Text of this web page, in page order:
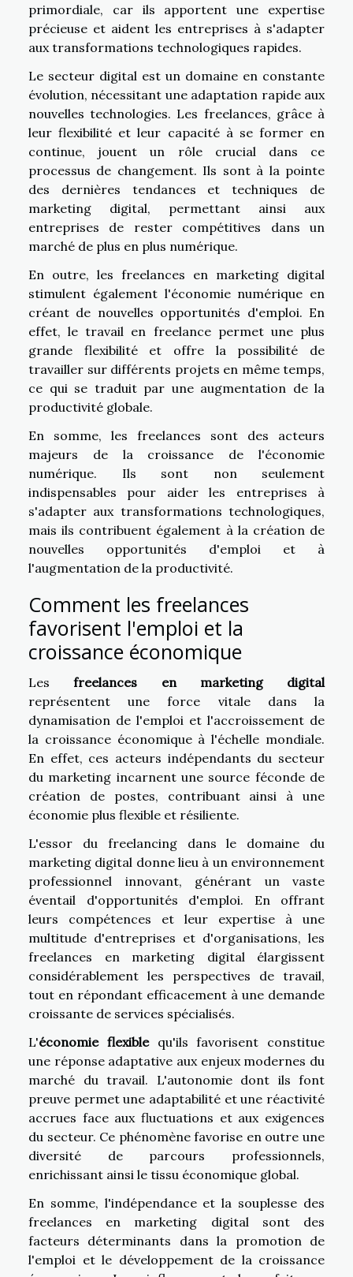
primordiale, car ils apportent une expertise
précieuse et aident les entreprises à s'adapter
aux transformations technologiques rapides.
Le secteur digital est un domaine en constante
évolution, nécessitant une adaptation rapide aux
nouvelles technologies. Les freelances, grâce à
leur flexibilité et leur capacité à se former en
continue, jouent un rôle crucial dans ce
processus de changement. Ils sont à la pointe
des dernières tendances et techniques de
marketing digital, permettant ainsi aux
entreprises de rester compétitives dans un
marché de plus en plus numérique.
En outre, les freelances en marketing digital
stimulent également l'économie numérique en
créant de nouvelles opportunités d'emploi. En
effet, le travail en freelance permet une plus
grande flexibilité et offre la possibilité de
travailler sur différents projets en même temps,
ce qui se traduit par une augmentation de la
productivité globale.
En somme, les freelances sont des acteurs
majeurs de la croissance de l'économie
numérique. Ils sont non seulement
indispensables pour aider les entreprises à
s'adapter aux transformations technologiques,
mais ils contribuent également à la création de
nouvelles opportunités d'emploi et à
l'augmentation de la productivité.
Comment les freelances
favorisent l'emploi et la
croissance économique
Lesfreelances en marketing digital
représentent une force vitale dans la
dynamisation de l'emploi et l'accroissement de
la croissance économique à l'échelle mondiale.
En effet, ces acteurs indépendants du secteur
du marketing incarnent une source féconde de
création de postes, contribuant ainsi à une
économie plus flexible et résiliente.
L'essor du freelancing dans le domaine du
marketing digital donne lieu à un environnement
professionnel innovant, générant un vaste
éventail d'opportunités d'emploi. En offrant
leurs compétences et leur expertise à une
multitude d'entreprises et d'organisations, les
freelances en marketing digital élargissent
considérablement les perspectives de travail,
tout en répondant efficacement à une demande
croissante de services spécialisés.
L'économie flexiblequ'ils favorisent constitue
une réponse adaptative aux enjeux modernes du
marché du travail. L'autonomie dont ils font
preuve permet une adaptabilité et une réactivité
accrues face aux fluctuations et aux exigences
du secteur. Ce phénomène favorise en outre une
diversité de parcours professionnels,
enrichissant ainsi le tissu économique global.
En somme, l'indépendance et la souplesse des
freelances en marketing digital sont des
facteurs déterminants dans la promotion de
l'emploi et le développement de la croissance